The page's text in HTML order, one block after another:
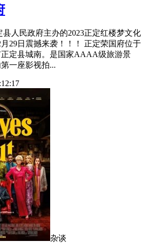
县人民政府主办的2023正定红楼梦文化
29日震撼来袭！！！ 正定荣国府位于
定县城南。是国家AAAA级旅游景
一座影视拍...
杂谈